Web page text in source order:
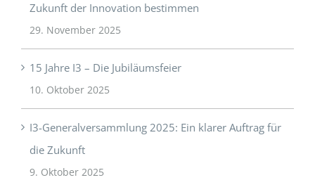
Zukunft der Innovation bestimmen
29. November 2025
15 Jahre I3 – Die Jubiläumsfeier
10. Oktober 2025
I3-Generalversammlung 2025: Ein klarer Auftrag für
die Zukunft
9. Oktober 2025